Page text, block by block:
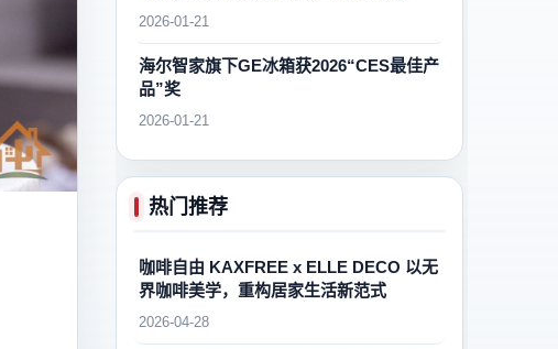
2026-01-21
海尔智家旗下GE冰箱获2026“CES最佳产
品”奖
2026-01-21
热门推荐
咖啡自由 KAXFREE x ELLE DECO 以无
界咖啡美学，重构居家生活新范式
2026-04-28